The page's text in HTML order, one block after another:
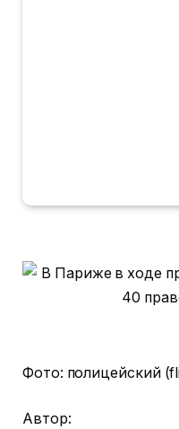
Фото: полицейский
Автор: